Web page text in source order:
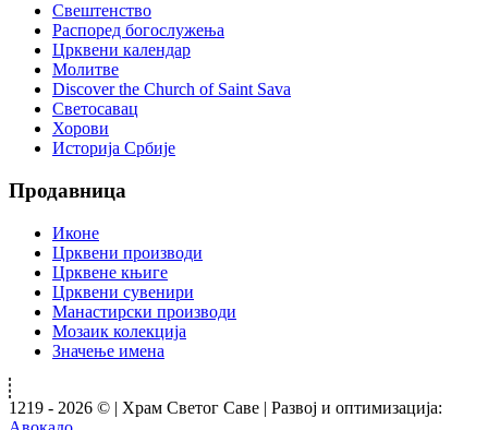
Свештенство
Распоред богослужења
Црквени календар
Молитве
Discover the Church of Saint Sava
Светосавац
Хорови
Историја Србије
Продавница
Иконе
Црквени производи
Црквене књиге
Црквени сувенири
Манастирски производи
Мозаик колекција
Значење имена
1219 - 2026 © | Храм Светог Саве | Развој и оптимизација: